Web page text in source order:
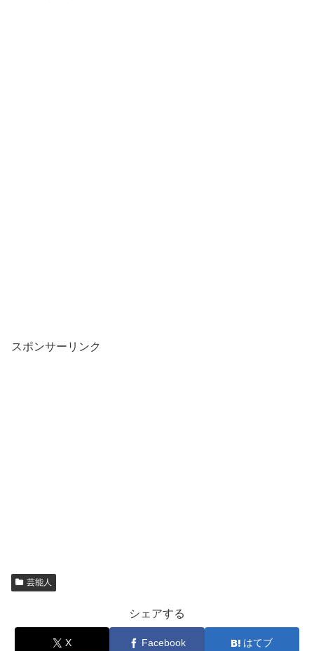
スポンサーリンク
芸能人
シェアする
X Facebook はてブ